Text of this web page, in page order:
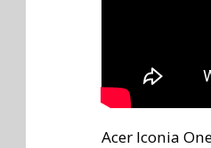
Acer Iconia